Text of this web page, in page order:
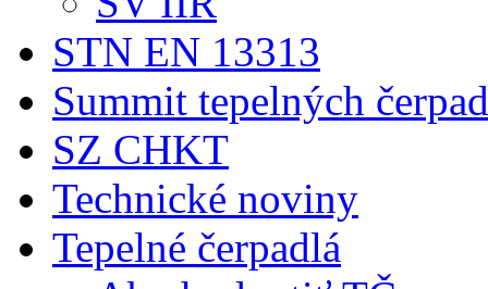
STN EN 13313
Summit tepelných
SZ CHKT
Technické noviny
Tepelné čerpadlá